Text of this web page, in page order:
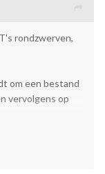
rondzwerven,
om een bestand
vervolgens op